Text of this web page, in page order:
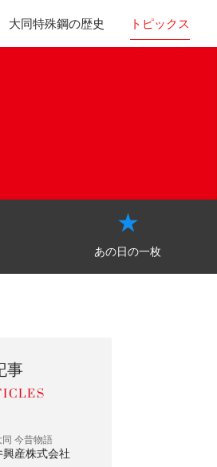
大同特殊鋼の歴史 トピックス
あの日の一枚
事
同 今昔物語
興産株式会社